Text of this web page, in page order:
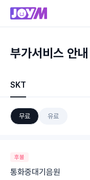
부가서비스 안내
SKT
무료 유료
후불
통화중대기음원